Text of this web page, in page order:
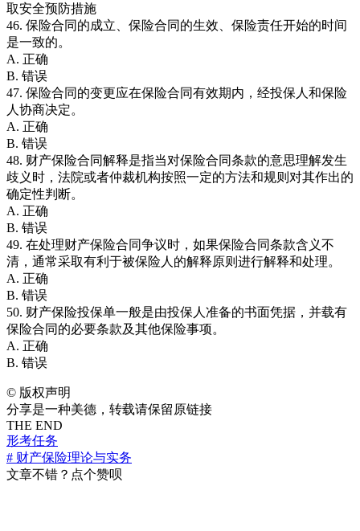
取安全预防措施
46. 保险合同的成立、保险合同的生效、保险责任开始的时间
是一致的。
A. 正确
B. 错误
47. 保险合同的变更应在保险合同有效期内，经投保人和保险
人协商决定。
A. 正确
B. 错误
48. 财产保险合同解释是指当对保险合同条款的意思理解发生
歧义时，法院或者仲裁机构按照一定的方法和规则对其作出的
确定性判断。
A. 正确
B. 错误
49. 在处理财产保险合同争议时，如果保险合同条款含义不
清，通常采取有利于被保险人的解释原则进行解释和处理。
A. 正确
B. 错误
50. 财产保险投保单一般是由投保人准备的书面凭据，并载有
保险合同的必要条款及其他保险事项。
A. 正确
B. 错误
© 版权声明
分享是一种美德，转载请保留原链接
THE END
形考任务
# 财产保险理论与实务
文章不错？点个赞呗